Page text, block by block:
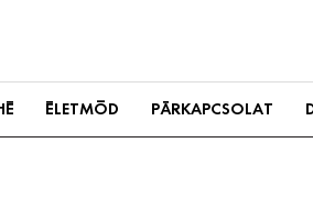
ÉLETMÓD PÁRKAPCSOLAT